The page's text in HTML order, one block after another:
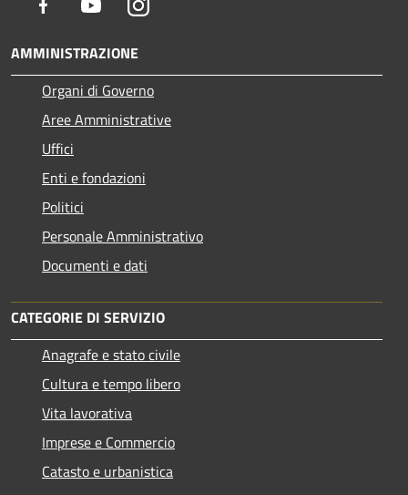
Facebook YoutubeInstagram
AMMINISTRAZIONE
Organi di Governo
Aree Amministrative
Uffici
Enti e fondazioni
Politici
Personale Amministrativo
Documenti e dati
CATEGORIE DI SERVIZIO
Anagrafe e stato civile
Cultura e tempo libero
Vita lavorativa
Imprese e Commercio
Catasto e urbanistica